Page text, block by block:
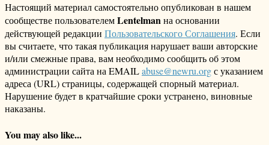
Настоящий материал самостоятельно опубликован в нашем
сообществе пользователемLentelmanна основании
действующей редакции Пользовательского Соглашения. Если
вы считаете, что такая публикация нарушает ваши авторские
и/или смежные права, вам необходимо сообщить об этом
администрации сайта на EMAILabuse@newru.orgс указанием
адреса (URL) страницы, содержащей спорный материал.
Нарушение будет в кратчайшие сроки устранено, виновные
наказаны.
You may also like...